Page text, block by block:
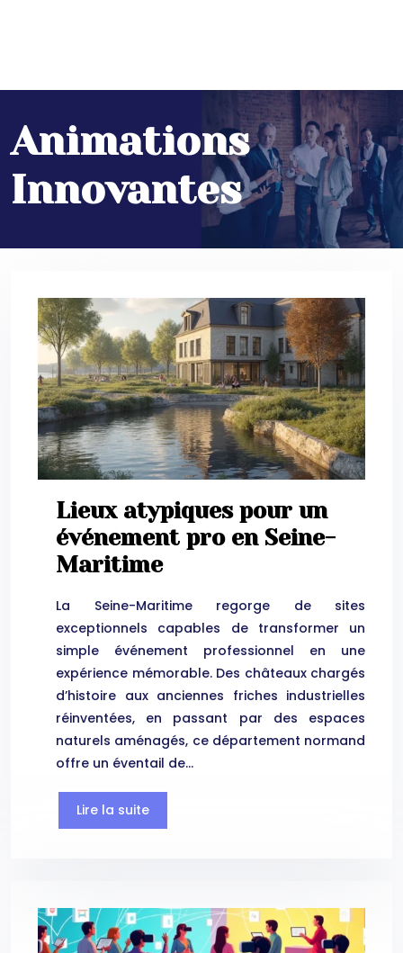
Animations
Innovantes
Lieux atypiques pour un
événement pro en Seine-
Maritime
La Seine-Maritime regorge de sites
exceptionnels capables de transformer un
simple événement professionnel en une
expérience mémorable. Des châteaux chargés
d’histoire aux anciennes friches industrielles
réinventées, en passant par des espaces
naturels aménagés, ce département normand
offre un éventail de…
Lire la suite